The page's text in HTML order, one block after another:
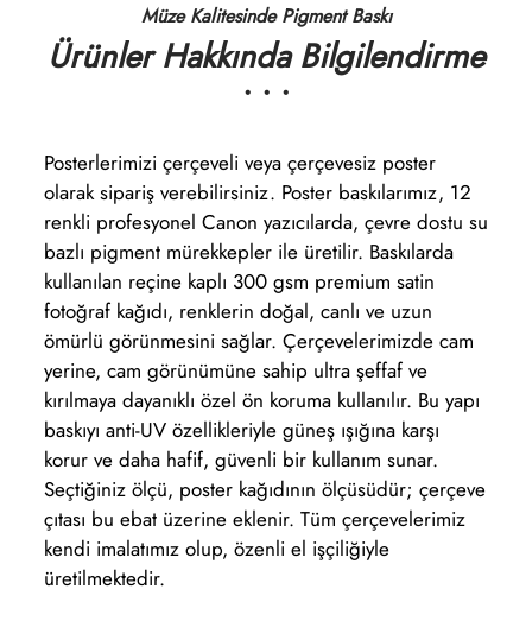
Müze Kalitesinde Pigment Baskı
Ürünler Hakkında Bilgilendirme
• • •
Posterlerimizi çerçeveli veya çerçevesiz poster
olarak sipariş verebilirsiniz. Poster baskılarımız, 12
renkli profesyonel Canon yazıcılarda, çevre dostu su
bazlı pigment mürekkepler ile üretilir. Baskılarda
kullanılan reçine kaplı 300 gsm premium satin
fotoğraf kağıdı, renklerin doğal, canlı ve uzun
ömürlü görünmesini sağlar. Çerçevelerimizde cam
yerine, cam görünümüne sahip ultra şeffaf ve
kırılmaya dayanıklı özel ön koruma kullanılır. Bu yapı
baskıyı anti-UV özellikleriyle güneş ışığına karşı
korur ve daha hafif, güvenli bir kullanım sunar.
Seçtiğiniz ölçü, poster kağıdının ölçüsüdür; çerçeve
çıtası bu ebat üzerine eklenir. Tüm çerçevelerimiz
kendi imalatımız olup, özenli el işçiliğiyle
üretilmektedir.